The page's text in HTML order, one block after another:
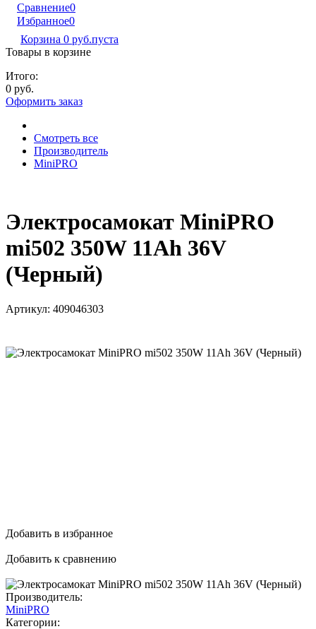
Сравнение0
Избранное0
Корзина 0 руб.пуста
Товары в корзине
Итого:
0 руб.
Оформить заказ
Смотреть все
Производитель
MiniPRO
Электросамокат MiniPRO
mi502 350W 11Ah 36V
(Черный)
Артикул: 409046303
Добавить в избранное
Добавить к сравнению
Производитель:
MiniPRO
Категории: